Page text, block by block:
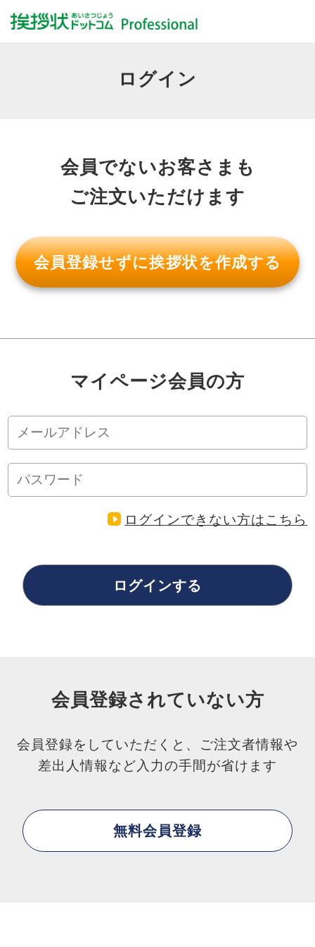
ログイン
会員でないお客さまも
ご注文いただけます
マイページ会員の方
ログインできない方はこちら
会員登録されていない方
会員登録をしていただくと、ご注文者情報や
差出人情報など入力の手間が省けます